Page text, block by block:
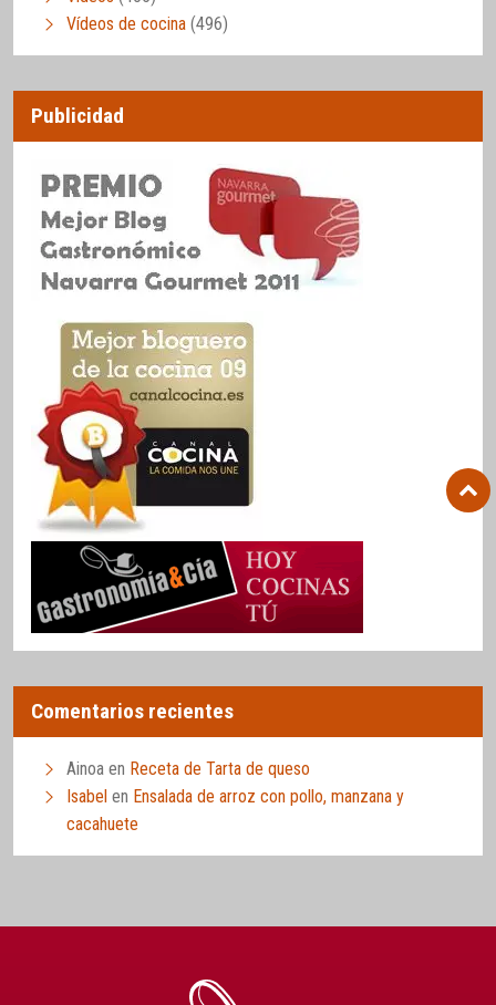
Vídeos de cocina (496)
Publicidad
Comentarios recientes
Ainoa en Receta de Tarta de queso
Isabel en Ensalada de arroz con pollo, manzana y
cacahuete